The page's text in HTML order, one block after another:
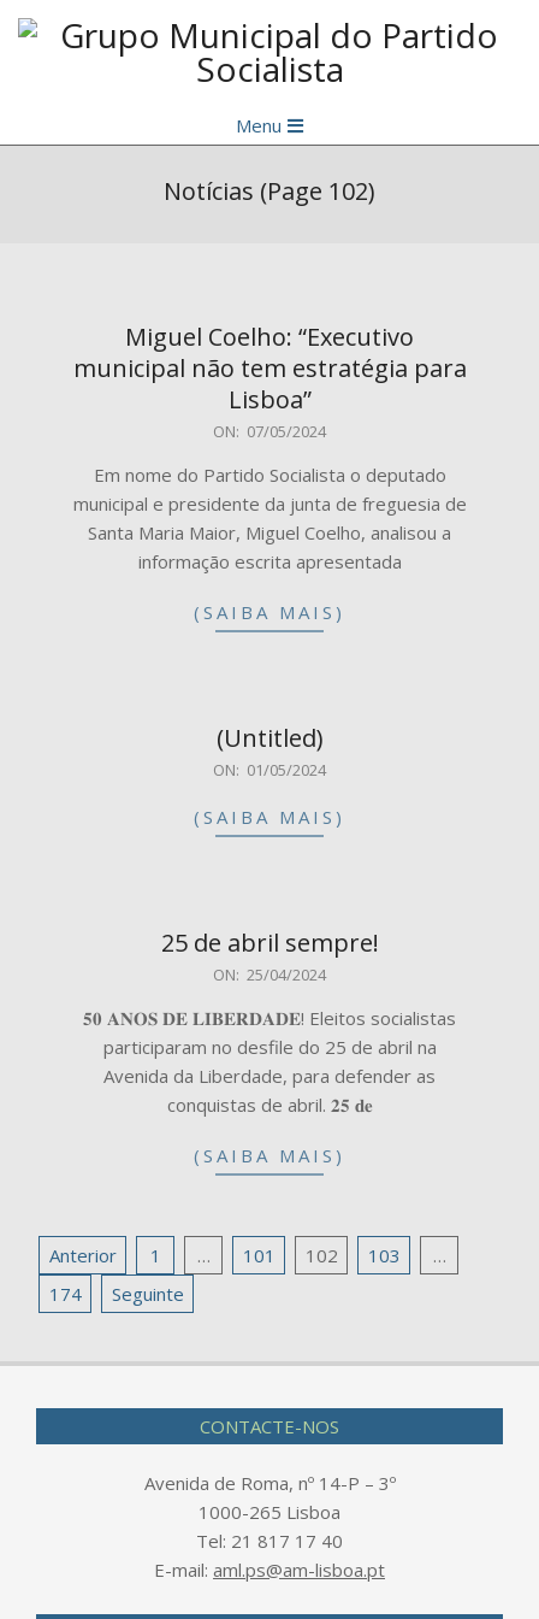
Skip
Municipal
Navigation
Menu
Notícias (Page 102)
Miguel Coelho: “Executivo
municipal não tem estratégia para
Lisboa”
ON: 07/05/2024
Em nome do Partido Socialista o deputado
municipal e presidente da junta de freguesia de
Santa Maria Maior, Miguel Coelho, analisou a
informação escrita apresentada
(SAIBA MAIS)
(Untitled)
ON: 01/05/2024
(SAIBA MAIS)
25 de abril sempre!
25
ON: 25/04/2024
𝟓𝟎 𝐀𝐍𝐎𝐒 𝐃𝐄 𝐋𝐈𝐁𝐄𝐑𝐃𝐀𝐃𝐄! Eleitos socialistas
participaram no desfile do 25 de abril na
Avenida da Liberdade, para defender as
conquistas de abril. 𝟐𝟓 𝐝𝐞
(SAIBA MAIS)
Navegação
de
Anterior 1 … 101 102 103
…
174
Seguinte
CONTACTE-NOS
Avenida de Roma, nº 14-P – 3º
1000-265 Lisboa
Tel: 21 817 17 40
E-mail: aml.ps@am-lisboa.pt